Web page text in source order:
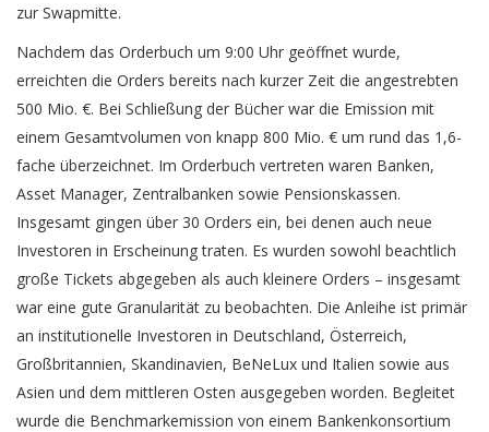
zur Swapmitte.
Nachdem das Orderbuch um 9:00 Uhr geöffnet wurde,
erreichten die Orders bereits nach kurzer Zeit die angestrebten
500 Mio. €. Bei Schließung der Bücher war die Emission mit
einem Gesamtvolumen von knapp 800 Mio. € um rund das 1,6-
fache überzeichnet. Im Orderbuch vertreten waren Banken,
Asset Manager, Zentralbanken sowie Pensionskassen.
Insgesamt gingen über 30 Orders ein, bei denen auch neue
Investoren in Erscheinung traten. Es wurden sowohl beachtlich
große Tickets abgegeben als auch kleinere Orders – insgesamt
war eine gute Granularität zu beobachten. Die Anleihe ist primär
an institutionelle Investoren in Deutschland, Österreich,
Großbritannien, Skandinavien, BeNeLux und Italien sowie aus
Asien und dem mittleren Osten ausgegeben worden. Begleitet
wurde die Benchmarkemission von einem Bankenkonsortium